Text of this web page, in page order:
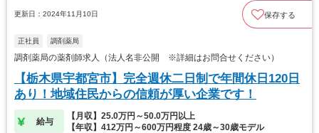
更新日：2024年11月10日 保存する
正社員 調剤薬局
調剤薬局の薬剤師求人（法人名非公開 ※詳細はお問合せください）
【栃木県宇都宮市】完全週休二日制で年間休日120日
あり！地域住民からの信頼が厚い企業です！
給与
【月収】25.0万円～50.0万円以上
【年収】412万円～600万円程度 24歳～30歳モデル